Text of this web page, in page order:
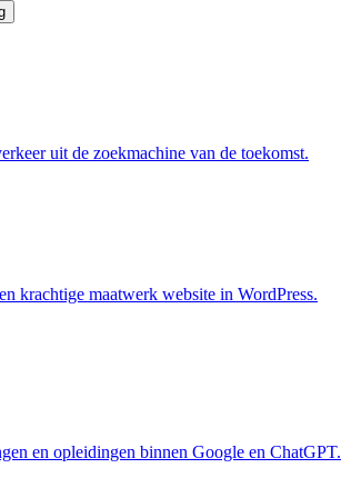
uit de zoekmachine van de toekomst.
krachtige maatwerk website in WordPress.
en opleidingen binnen Google en ChatGPT.